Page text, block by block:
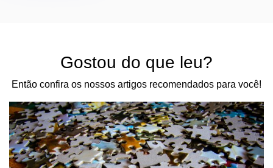
Gostou do que leu?
Então confira os nossos artigos recomendados para você!